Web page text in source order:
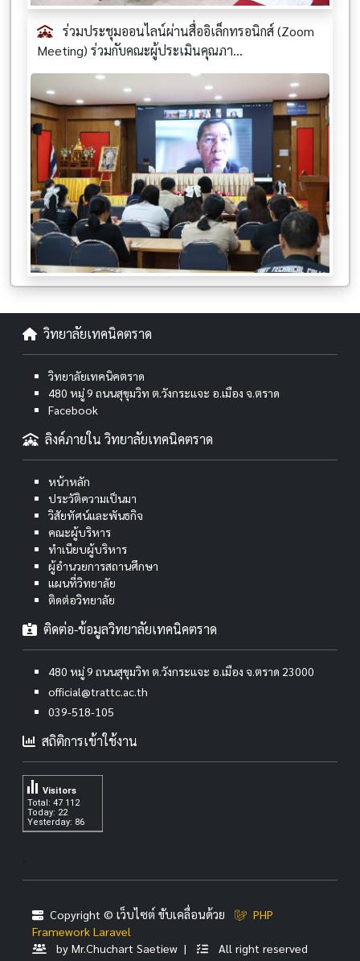
ร่วมประชุมออนไลน์ผ่านสื่ออิเล็กทรอนิกส์ (Zoom
Meeting) ร่วมกับคณะผู้ประเมินคุณภา...
วิทยาลัยเทคนิคตราด
วิทยาลัยเทคนิคตราด
480 หมู่ 9 ถนนสุขุมวิท ต.วังกระแจะ อ.เมือง จ.ตราด
Facebook
ลิงค์ภายใน วิทยาลัยเทคนิคตราด
หน้าหลัก
ประวัติความเป็นมา
วิสัยทัศน์และพันธกิจ
คณะผู้บริหาร
ทำเนียบผู้บริหาร
ผู้อำนวยการสถานศึกษา
แผนที่วิทยาลัย
ติดต่อวิทยาลัย
ติดต่อ-ข้อมูลวิทยาลัยเทคนิคตราด
480 หมู่ 9 ถนนสุขุมวิท ต.วังกระแจะ อ.เมือง จ.ตราด 23000
official@trattc.ac.th
039-518-105
สถิติการเข้าใช้งาน
Total: 47 112
Today: 22
Yesterday: 86
Visitors
Copyright © เว็บไซต์ ขับเคลื่อนด้วย
PHP
Framework Laravel
by Mr.Chuchart Saetiew |
All right reserved